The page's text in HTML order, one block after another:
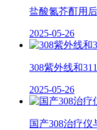
盐酸氮芥酊用
2025-05-26
308紫外线和
2025-05-26
国产308治疗仪